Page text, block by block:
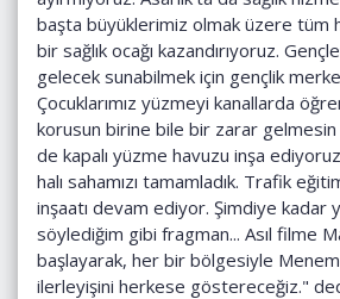
başta büyüklerimiz olmak üzere tüm
bir sağlık ocağı kazandırıyoruz.
gelecek sunabilmek için gençlik
Çocuklarımız yüzmeyi kanallarda
korusun birine bile bir zarar gelmesin
de kapalı yüzme havuzu inşa
halı sahamızı tamamladık. Trafik
inşaatı devam ediyor. Şimdiye kadar
söylediğim gibi fragman... Asıl filme
başlayarak, her bir bölgesiyle
ilerleyişini herkese göstereceğiz."